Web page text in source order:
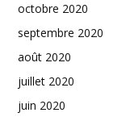
octobre 2020
septembre 2020
août 2020
juillet 2020
juin 2020